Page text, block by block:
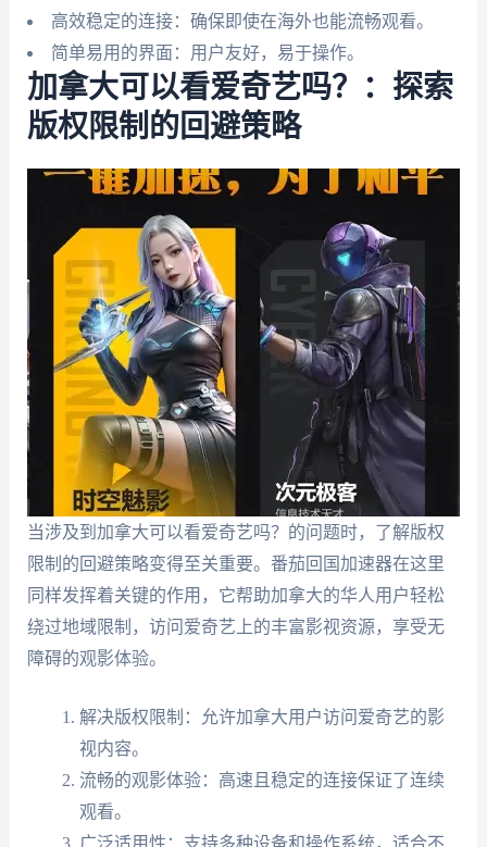
高效稳定的连接：确保即使在海外也能流畅观看。
简单易用的界面：用户友好，易于操作。
加拿大可以看爱奇艺吗？：探索
版权限制的回避策略
当涉及到加拿大可以看爱奇艺吗？的问题时，了解版权
限制的回避策略变得至关重要。番茄回国加速器在这里
同样发挥着关键的作用，它帮助加拿大的华人用户轻松
绕过地域限制，访问爱奇艺上的丰富影视资源，享受无
障碍的观影体验。
解决版权限制：允许加拿大用户访问爱奇艺的影
视内容。
流畅的观影体验：高速且稳定的连接保证了连续
观看。